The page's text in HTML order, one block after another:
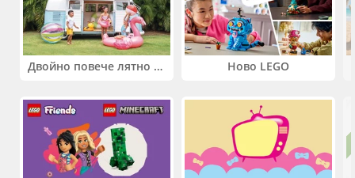
Двойно повече лятно забавление! Купи 2 продукта INTEX и вземи -33% Ново LEGO